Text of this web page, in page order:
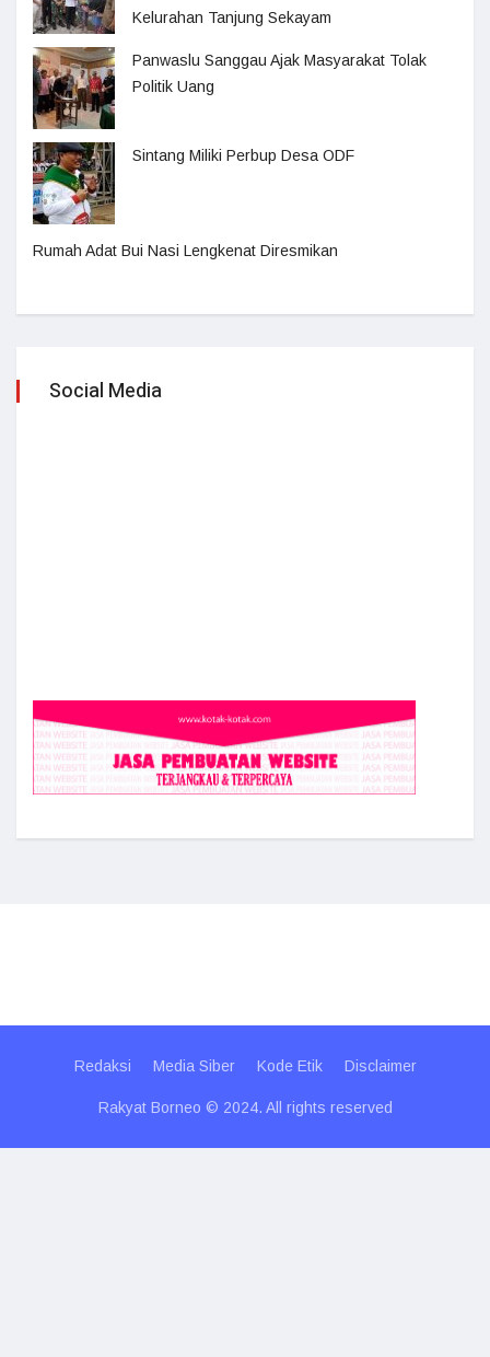
Kelurahan Tanjung Sekayam
Panwaslu Sanggau Ajak Masyarakat Tolak
Politik Uang
Sintang Miliki Perbup Desa ODF
Rumah Adat Bui Nasi Lengkenat Diresmikan
Social Media
Redaksi Media Siber Kode Etik Disclaimer
Rakyat Borneo © 2024. All rights reserved